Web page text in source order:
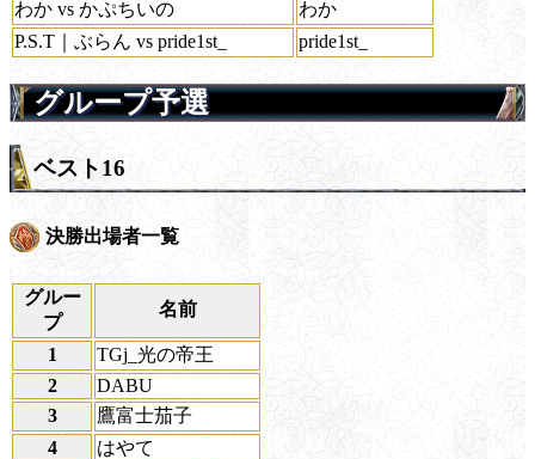
わか vs かぷちいの
わか
P.S.T｜ぶらん vs pride1st_
pride1st_
グループ予選
ベスト16
決勝出場者一覧
グルー
プ
名前
1
TGj_光の帝王
2
DABU
3
鷹富士茄子
4
はやて